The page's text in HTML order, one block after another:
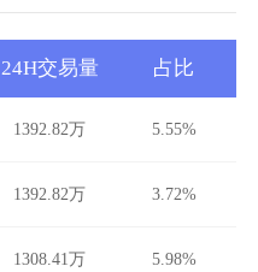
24H交易量 占比
1392.82万 5.55%
1392.82万 3.72%
1308.41万 5.98%